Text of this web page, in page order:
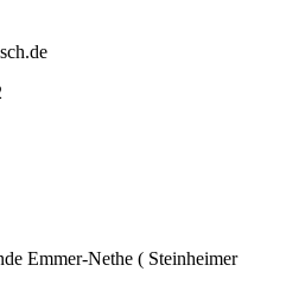
Emmer-Nethe ( Steinheimer